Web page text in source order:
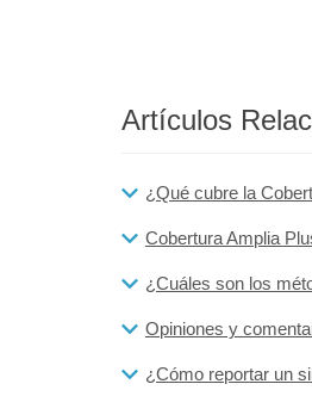
Artículos
¿Qué cubre la
Cobertura Amplia
¿Cuáles son los
Opiniones y
¿Cómo reportar un